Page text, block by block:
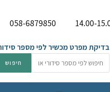
058-6879850
בדיקת מפרט מכשיר לפי מספר